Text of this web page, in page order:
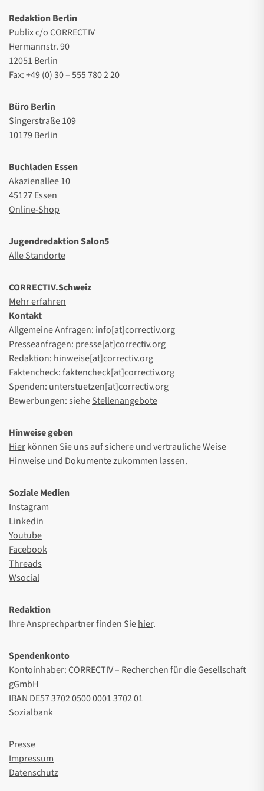
Redaktion Berlin
Publix c/o CORRECTIV
Hermannstr. 90
12051 Berlin
Fax: +49 (0) 30 – 555 780 2 20
Büro Berlin
Singerstraße 109
10179 Berlin
Buchladen Essen
Akazienallee 10
45127 Essen
Online-Shop
Jugendredaktion Salon5
Alle Standorte
CORRECTIV.Schweiz
Mehr erfahren
Kontakt
Allgemeine Anfragen: info[at]correctiv.org
Presseanfragen: presse[at]correctiv.org
Redaktion: hinweise[at]correctiv.org
Faktencheck: faktencheck[at]correctiv.org
Spenden: unterstuetzen[at]correctiv.org
Bewerbungen: sieheStellenangebote
Hinweise geben
Hierkönnen Sie uns auf sichere und vertrauliche Weise
Hinweise und Dokumente zukommen lassen.
Soziale Medien
Instagram
Linkedin
Youtube
Facebook
Threads
Wsocial
Redaktion
Ihre Ansprechpartner finden Siehier.
Spendenkonto
Kontoinhaber: CORRECTIV – Recherchen für die Gesellschaft
gGmbH
IBAN DE57 3702 0500 0001 3702 01
Sozialbank
Presse
Impressum
Datenschutz